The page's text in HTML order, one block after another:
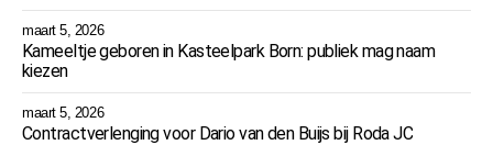
maart 5, 2026
Kameeltje geboren in Kasteelpark Born: publiek mag naam
kiezen
maart 5, 2026
Contractverlenging voor Dario van den Buijs bij Roda JC